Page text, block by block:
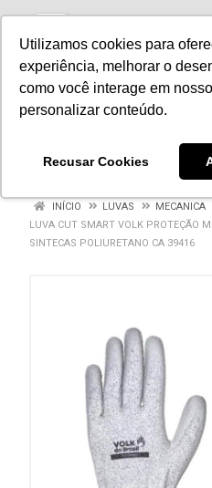
Utilizamos cookies para
experiência, melhorar o
como você interage em
personalizar conteúdo.
Recusar Cookies
INÍCIO LUVAS
MECANICA
LUVA CUT SMART VOLK PROTEÇÃO
SINTECAS POLIURETANO CA 39416